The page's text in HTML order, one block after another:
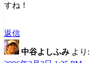
すね！
返信
中谷よしふみ より: